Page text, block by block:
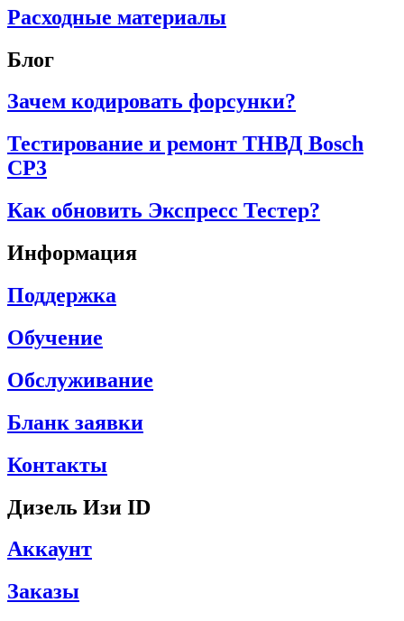
Расходные материалы
Блог
Зачем кодировать форсунки?
Тестирование и ремонт ТНВД Bosch
CP3
Как обновить Экспресс Тестер?
Информация
Поддержка
Обучение
Обслуживание
Бланк заявки
Контакты
Дизель Изи ID
Аккаунт
Заказы